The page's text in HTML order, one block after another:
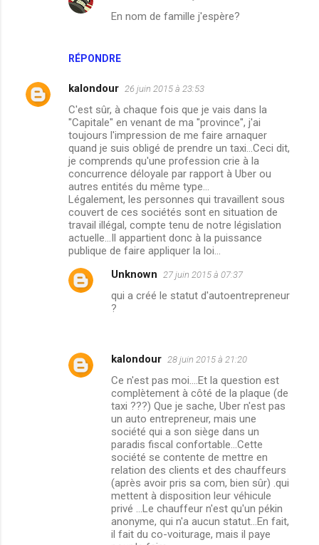
RÉPONDRE
En nom de famille j'espère?
kalondour 26 juin 2015 à 23:53
C'est sûr, à chaque fois que je vais dans la
"Capitale" en venant de ma "province", j'ai
toujours l'impression de me faire arnaquer
quand je suis obligé de prendre un taxi...Ceci dit,
je comprends qu'une profession crie à la
concurrence déloyale par rapport à Uber ou
autres entités du même type...
Légalement, les personnes qui travaillent sous
couvert de ces sociétés sont en situation de
travail illégal, compte tenu de notre législation
actuelle...Il appartient donc à la puissance
publique de faire appliquer la loi...
Unknown 27 juin 2015 à 07:37
qui a créé le statut d'autoentrepreneur
?
kalondour 28 juin 2015 à 21:20
Ce n'est pas moi....Et la question est
complètement à côté de la plaque (de
taxi ???) Que je sache, Uber n'est pas
un auto entrepreneur, mais une
société qui a son siège dans un
paradis fiscal confortable...Cette
société se contente de mettre en
relation des clients et des chauffeurs
(après avoir pris sa com, bien sûr) .qui
mettent à disposition leur véhicule
privé ...Le chauffeur n'est qu'un pékin
anonyme, qui n'a aucun statut...En fait,
il fait du co-voiturage, mais il paye